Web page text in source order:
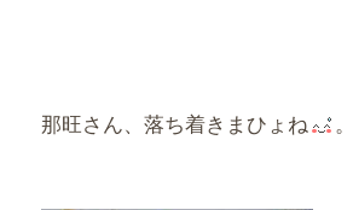
那旺さん、落ち着きまひょね 。